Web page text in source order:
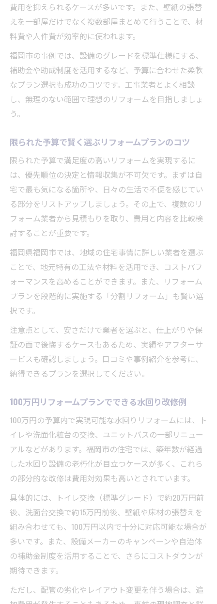
費用を抑えられるケースが多いです。また、壁紙の張替
えを一部屋だけでなく複数部屋まとめて行うことで、材
料費や人件費が効率的に使われます。
福岡市の事例では、設備のグレードを標準仕様にする、
補助金や助成制度を活用するなど、予算に合わせた柔軟
なプラン選択も成功のコツです。工事業者とよく相談
し、無理のない範囲で理想のリフォームを目指しましょ
う。
限られた予算で賢く選ぶリフォームプランのコツ
限られた予算で満足度の高いリフォームを実現するに
は、優先順位の決定と情報収集が不可欠です。まずは自
宅で最も気になる箇所や、日々の生活で不便を感じてい
る部分をリストアップしましょう。その上で、複数のリ
フォーム業者から見積もりを取り、費用と内容を比較検
討することが重要です。
福岡県福岡市では、地域の住宅事情に詳しい業者を選ぶ
ことで、地元特有の工法や材料を活用でき、コストパフ
ォーマンスを高めることができます。また、リフォーム
プランを段階的に実施する「分割リフォーム」も賢い選
択です。
注意点として、安さだけで業者を選ぶと、仕上がりや保
証の面で後悔するケースもあるため、実績やアフターサ
ービスも確認しましょう。口コミや事例紹介を参考に、
納得できるプランを選択してください。
100万円リフォームプランでできる水回り改修例
100万円の予算内で実現可能な水回りリフォームには、ト
イレや洗面化粧台の交換、ユニットバスの一部リニュー
アルなどがあります。福岡市の住宅では、築年数が経過
した水回り設備の老朽化が目立つケースが多く、これら
の部分的な改修は費用対効果も高いとされています。
具体的には、トイレ交換（標準グレード）で約20万円前
後、洗面台交換で約15万円前後、壁紙や床材の張替えを
組み合わせても、100万円以内で十分に対応可能な場合が
多いです。また、設備メーカーのキャンペーンや自治体
の補助金制度を活用することで、さらにコストダウンが
期待できます。
ただし、配管の劣化やレイアウト変更を伴う場合は、追